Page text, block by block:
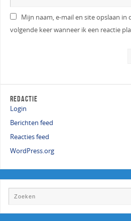
Mijn naam, e-mail en site opslaan in
volgende keer wanneer ik een reactie
REDACTIE
Login
Berichten feed
Reacties feed
WordPress.org